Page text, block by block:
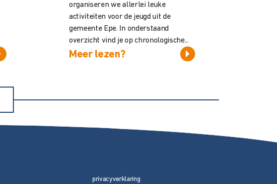
organiseren we allerlei leuke
activiteiten voor de jeugd uit de
gemeente Epe. In onderstaand
overzicht vind je op chronologische...
Meer lezen?
privacyverklaring